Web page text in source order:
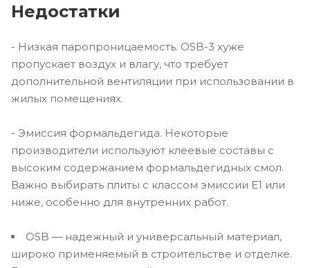
Недостатки
- Низкая паропроницаемость. OSB-3 хуже
пропускает воздух и влагу, что требует
дополнительной вентиляции при использовании в
жилых помещениях.
- Эмиссия формальдегида. Некоторые
производители используют клеевые составы с
высоким содержанием формальдегидных смол.
Важно выбирать плиты с классом эмиссии E1 или
ниже, особенно для внутренних работ.
OSB — надежный и универсальный материал,
широко применяемый в строительстве и отделке.